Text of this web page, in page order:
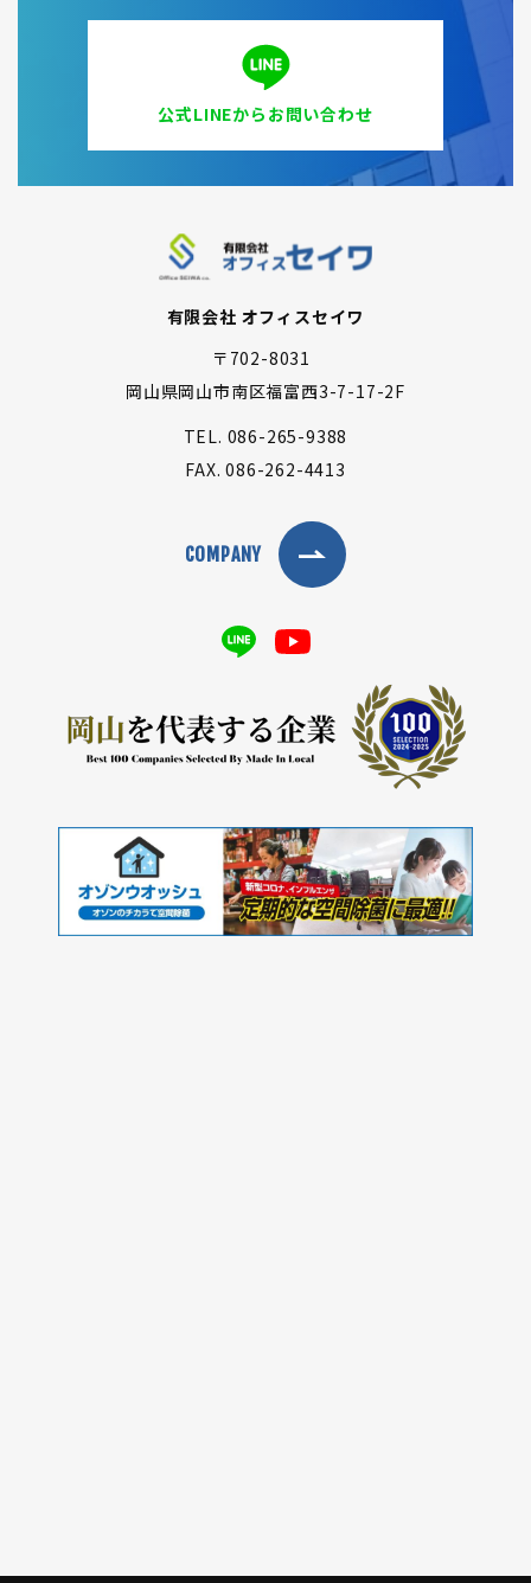
公式LINEからお問い合わせ
有限会社 オフィスセイワ
〒702-8031
岡山県岡山市南区福富西3-7-17-2F
TEL. 086-265-9388
FAX.086-262-4413
COMPANY